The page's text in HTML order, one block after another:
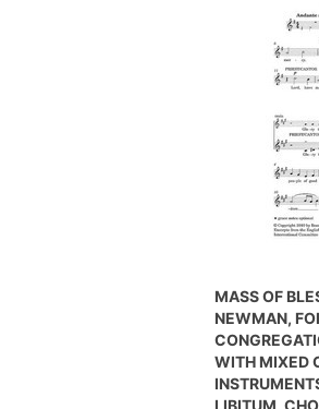
MASS OF
NEWMAN,
WITH MIXED
LIBITUM,